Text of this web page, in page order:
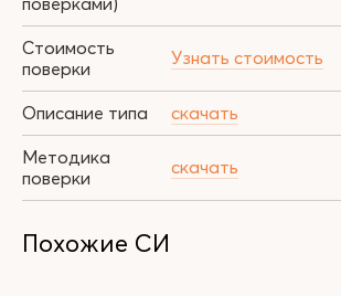
Стоимость
поверки
Узнать стоимость
Описание типа
скачать
Методика
поверки
скачать
Похожие СИ